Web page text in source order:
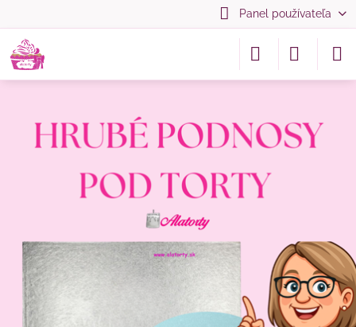
Panel používateľa